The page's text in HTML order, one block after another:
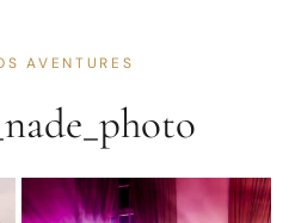
AVENTURES